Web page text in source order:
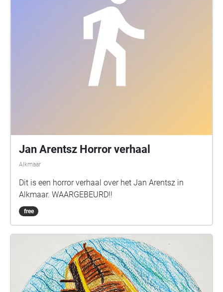
Jan Arentsz Horror verhaal
Alkmaar
Dit is een horror verhaal over het Jan Arentsz in
Alkmaar. WAARGEBEURD!!
free